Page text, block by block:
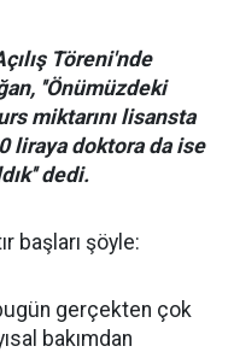
Töreni'nde
''Önümüzdeki
miktarını lisansta
liraya doktora da ise
dedi.
başları şöyle:
gerçekten çok
bakımdan